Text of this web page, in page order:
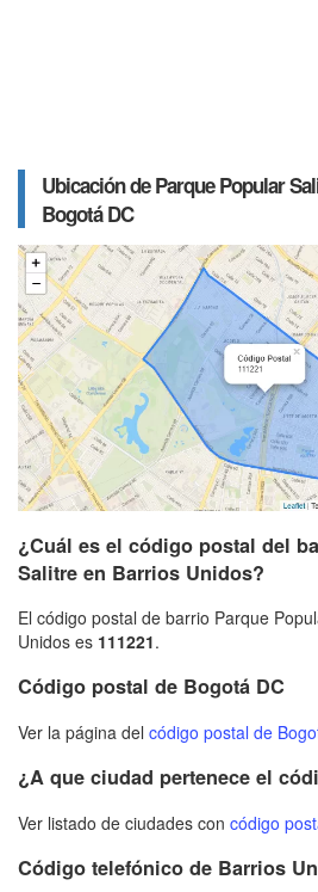
Ubicación de Parque Popular
Bogotá DC
¿Cuál es el código postal del
Salitre en Barrios Unidos?
El código postal de barrio Parque
Unidos es 111221.
Código postal de Bogotá DC
Ver la página del código postal de
¿A que ciudad pertenece el
Ver listado de ciudades con código
Código telefónico de Barrios